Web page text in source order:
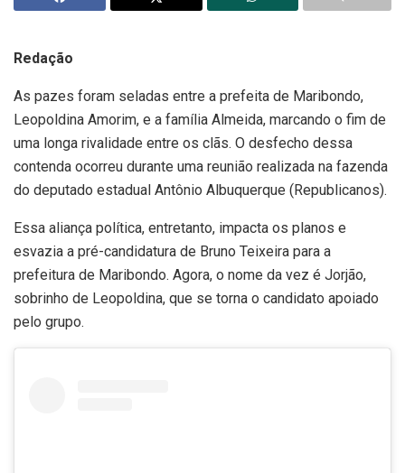
Redação
As pazes foram seladas entre a prefeita de Maribondo,
Leopoldina Amorim, e a família Almeida, marcando o fim de
uma longa rivalidade entre os clãs. O desfecho dessa
contenda ocorreu durante uma reunião realizada na fazenda
do deputado estadual Antônio Albuquerque (Republicanos).
Essa aliança política, entretanto, impacta os planos e
esvazia a pré-candidatura de Bruno Teixeira para a
prefeitura de Maribondo. Agora, o nome da vez é Jorjão,
sobrinho de Leopoldina, que se torna o candidato apoiado
pelo grupo.